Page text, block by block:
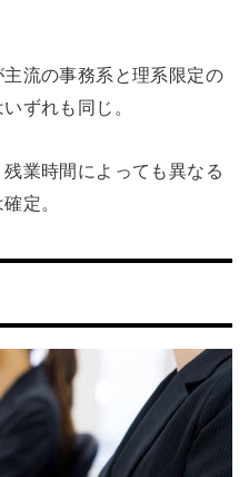
流の事務系と理系限定の
ずれも同じ。
業時間によっても異なる
定。